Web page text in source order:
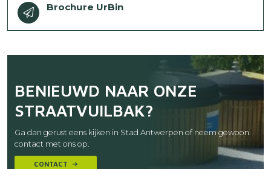
Brochure UrBin
bestand
BENIEUWD NAAR ONZE
STRAATVUILBAK?
Ga dan gerust eens kijken in Stad Antwerpen of neem gewoon
contact met ons op.
CONTACT